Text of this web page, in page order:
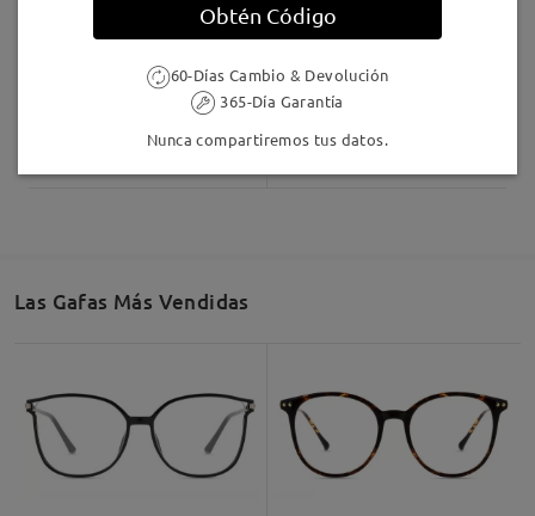
9,95 € Andrew194
Las Gafas Más Vendidas
Obtén Código
60-Días Cambio & Devolución
365-Día Garantía
Nunca compartiremos tus datos.